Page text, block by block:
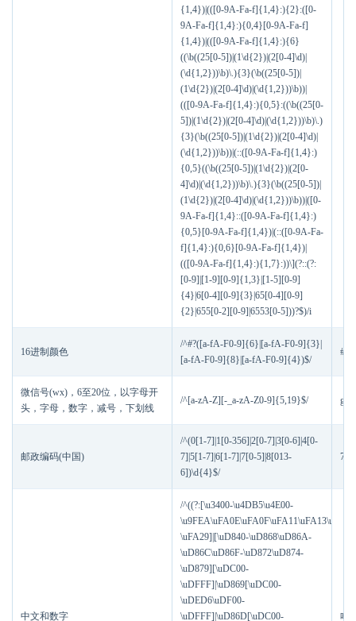
{1,4})|(([0-9A-Fa-f]{1,4}:){2}:([0-
9A-Fa-f]{1,4}:){0,4}[0-9A-Fa-f]
{1,4})|(([0-9A-Fa-f]{1,4}:){6}
((\b((25[0-5])|(1\d{2})|(2[0-4]\d)|
(\d{1,2}))\b)\.){3}(\b((25[0-5])|
(1\d{2})|(2[0-4]\d)|(\d{1,2}))\b))|
(([0-9A-Fa-f]{1,4}:){0,5}:((\b((25[0-
5])|(1\d{2})|(2[0-4]\d)|(\d{1,2}))\b)\.)
{3}(\b((25[0-5])|(1\d{2})|(2[0-4]\d)|
(\d{1,2}))\b))|(::([0-9A-Fa-f]{1,4}:)
{0,5}((\b((25[0-5])|(1\d{2})|(2[0-
4]\d)|(\d{1,2}))\b)\.){3}(\b((25[0-5])|
(1\d{2})|(2[0-4]\d)|(\d{1,2}))\b))|([0-
9A-Fa-f]{1,4}::([0-9A-Fa-f]{1,4}:)
{0,5}[0-9A-Fa-f]{1,4})|(::([0-9A-Fa-
f]{1,4}:){0,6}[0-9A-Fa-f]{1,4})|
(([0-9A-Fa-f]{1,4}:){1,7}:))\](?::(?:
[0-9]|[1-9][0-9]{1,3}|[1-5][0-9]
{4}|6[0-4][0-9]{3}|65[0-4][0-9]
{2}|655[0-2][0-9]|6553[0-5]))?$)/i
16进制颜色
/^#?([a-fA-F0-9]{6}|[a-fA-F0-9]{3}|
[a-fA-F0-9]{8}|[a-fA-F0-9]{4})$/
微信号(wx)，6至20位，以字母开
头，字母，数字，减号，下划线
/^[a-zA-Z][-_a-zA-Z0-9]{5,19}$/
邮政编码(中国)
/^(0[1-7]|1[0-356]|2[0-7]|3[0-6]|4[0-
7]|5[1-7]|6[1-7]|7[0-5]|8[013-
6])\d{4}$/
中文和数字
/^((?:[\u3400-\u4DB5\u4E00-
\uFA29]|[\uD840-\uD868\uD86A-
\uD86C\uD86F-\uD872\uD874-
\uD879][\uDC00-
\uDFFF]|\uD869[\uDC00-
\uDED6\uDF00-
\uDFFF]|\uD86D[\uDC00-
哈